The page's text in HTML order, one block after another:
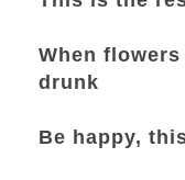
When
drunk
Be happy,